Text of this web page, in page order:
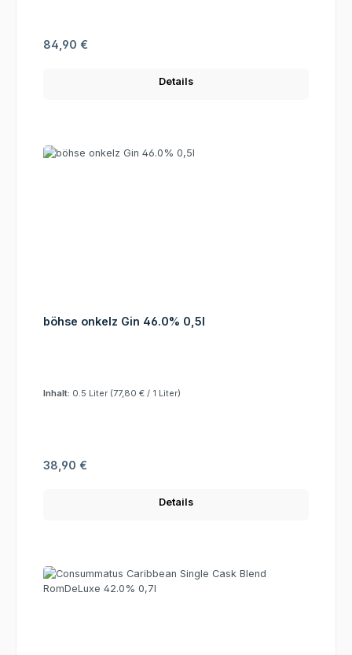
Regulärer Preis:
84,90 €
Details
böhse onkelz Gin 46.0% 0,5l
Inhalt: 0.5 Liter (77,80 € / 1 Liter)
Regulärer Preis:
38,90 €
Details